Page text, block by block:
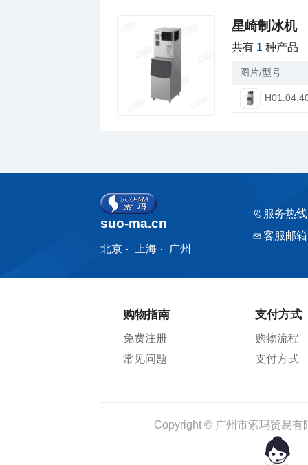
星崎制冰机
共有 1 种产品
图片/型号
suo-ma.cn
北京 上海 广州
服务热
客服邮
购物指南
免费注册
常见问题
支付方式
购物流程
支付方式
Copyright © 广州市索玛贸易